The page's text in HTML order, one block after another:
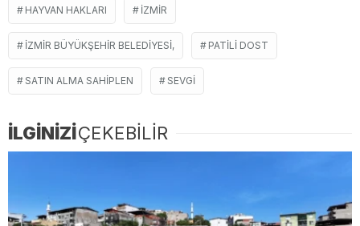
HAYVAN HAKLARI İZMIR
İZMIR BÜYÜKŞEHIR BELEDIYESI, PATILI DOST
SATIN ALMA SAHIPLEN SEVGI
İLGİNİZİÇEKEBİLİR